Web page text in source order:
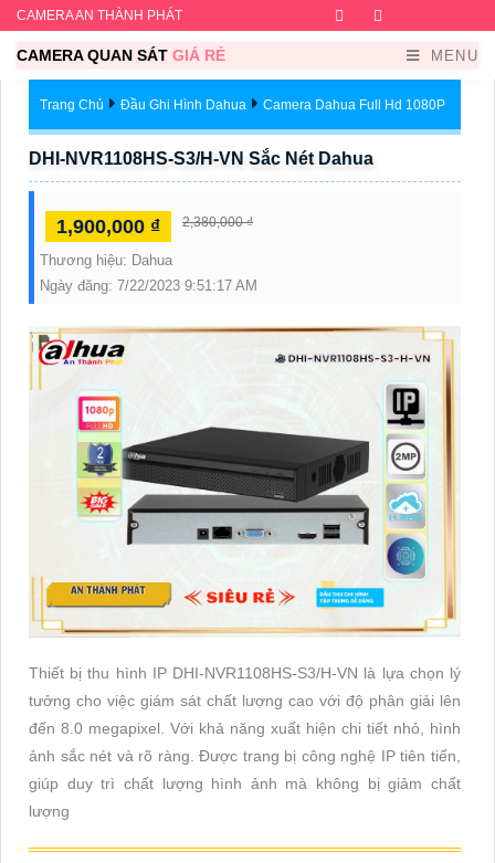
CAMERA AN THÀNH PHÁT Facebook
CAMERA QUAN SÁT GIÁ RẺ MENU
Trang Chủ Đầu Ghi Hình Dahua Camera Dahua Full Hd 1080P
DHI-NVR1108HS-S3/H-VN Sắc Nét Dahua
1,900,000 ₫ 2,380,000 ₫
Thương hiệu: Dahua
Ngày đăng: 7/22/2023 9:51:17 AM
Thiết bị thu hình IP DHI-NVR1108HS-S3/H-VN là lựa chọn lý
tưởng cho việc giám sát chất lượng cao với độ phân giải lên
đến 8.0 megapixel. Với khả năng xuất hiện chi tiết nhỏ, hình
ảnh sắc nét và rõ ràng. Được trang bị công nghệ IP tiên tiến,
giúp duy trì chất lượng hình ảnh mà không bị giảm chất
lượng